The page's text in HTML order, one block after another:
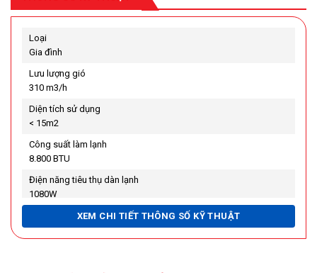
Loại
Gia đình
Lưu lượng gió
310 m3/h
Diện tích sử dụng
< 15m2
Công suất làm lạnh
8.800 BTU
Điện năng tiêu thụ dàn lạnh
1080W
Điều khiển từ xa
Có
XEM CHI TIẾT THÔNG SỐ KỸ THUẬT